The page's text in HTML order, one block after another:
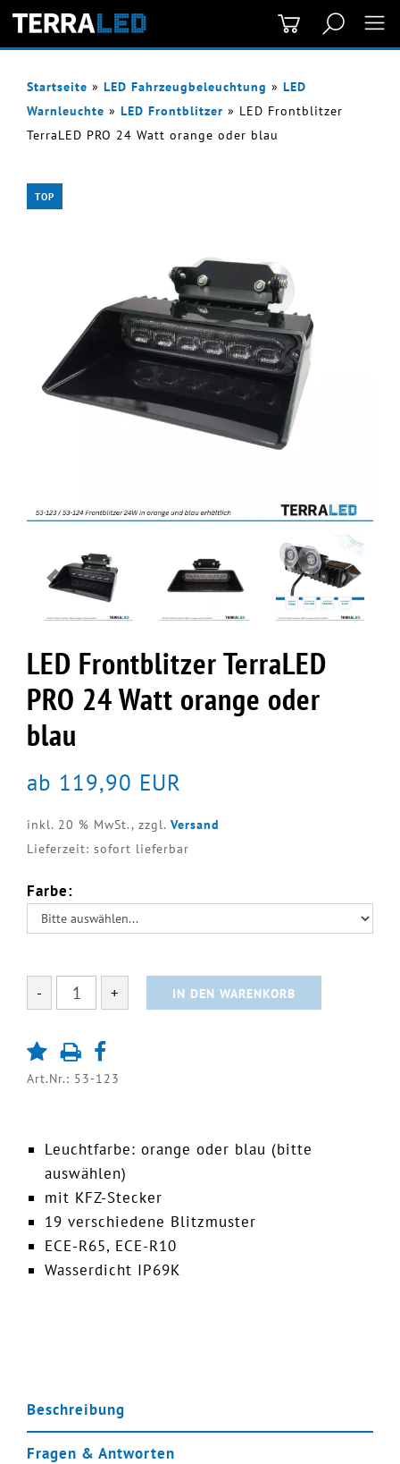
Startseite »LED Fahrzeugbeleuchtung »LED
Warnleuchte »LED Frontblitzer » LED Frontblitzer
TerraLED PRO 24 Watt orange oder blau
TOP
Previous Next
LED Frontblitzer TerraLED
PRO 24 Watt orange oder
blau
ab 119,90 EUR
inkl. 20 % MwSt., zzgl.Versand
Lieferzeit: sofort lieferbar
Farbe:
- + IN DEN WARENKORB
Art.Nr.: 53-123
Leuchtfarbe: orange oder blau (bitte
auswählen)
mit KFZ-Stecker
19 verschiedene Blitzmuster
ECE-R65, ECE-R10
Wasserdicht IP69K
Beschreibung
Fragen & Antworten